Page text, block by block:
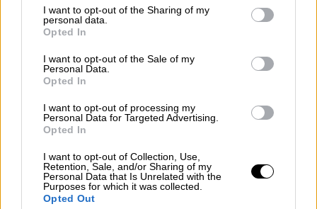
not limited to your visit or usage behaviour. You may click to
grant or deny consent to Google and its third-party tags to
use your data for below specified purposes in below Google
consent section.
I want to opt-out of the Sharing of my
personal data.
Opted In
I want to opt-out of the Sale of my
Personal Data.
Opted In
I want to opt-out of processing my
Personal Data for Targeted Advertising.
Opted In
I want to opt-out of Collection, Use,
Retention, Sale, and/or Sharing of my
Personal Data that Is Unrelated with the
Purposes for which it was collected.
Opted Out
Ελλάδα|14.04.2026 15:29
BBC: Η Ελλάδα στρατολογεί
μασκοφόρους μετανάστες για
επαναπροωθήσεις - Τι απαντά η ΕΛΑΣ
Οι σοκαριστικές καταγγελίες έρευνας του
BBC και οι απαντήσεις της ΕΛΑΣ